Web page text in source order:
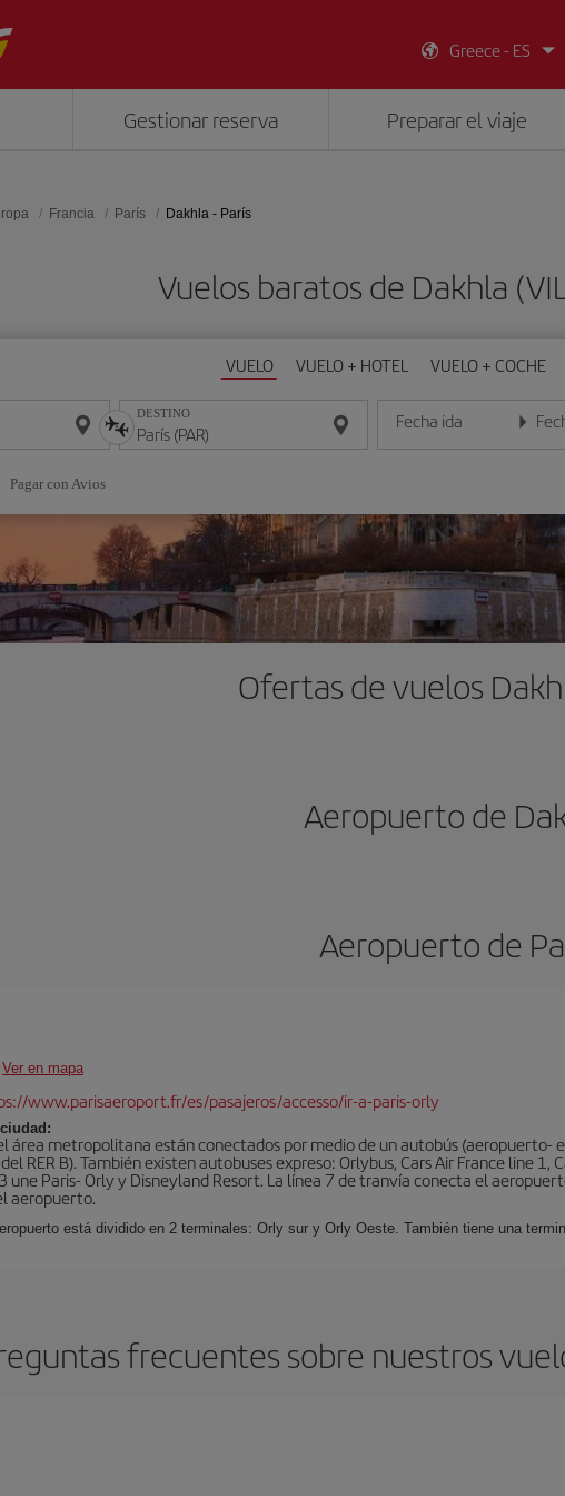
Greece - ES
Gestionar reserva Preparar el viaje
Francia París Dakhla - París
Vuelos baratos de Dakhla
VUELO VUELO + HOTEL VUELO + COCHE
DESTINO Fecha ida
Introduce la fecha en
Pagar con Avios
Ofertas de vuelos
Aeropuerto de
Aeropuerto de
Ver en mapa
www.parisaeroport.fr/es/pasajeros/accesso/ir-a-paris-orly
área metropolitana están conectados por medio de un autobús (aeropuerto-
RER B). También existen autobuses expreso: Orlybus, Cars Air France line
une Paris- Orly y Disneyland Resort. La línea 7 de tranvía conecta el
aeropuerto.
está dividido en 2 terminales: Orly sur y Orly Oeste. También tiene una
frecuentes sobre nuestros